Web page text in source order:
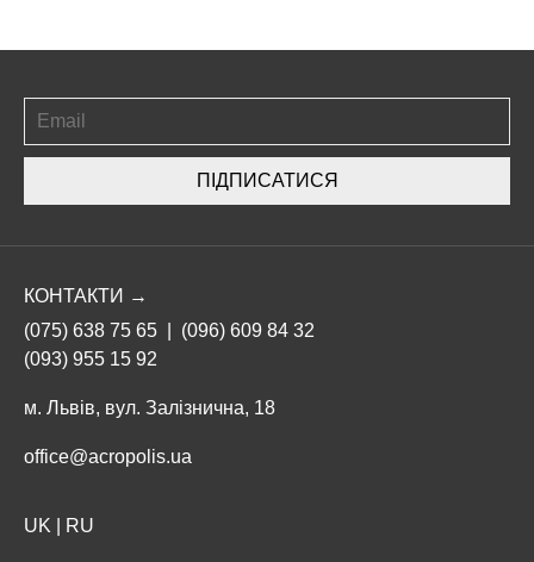
ПІДПИСАТИСЯ
КОНТАКТИ →
(075) 638 75 65
(096) 609 84 32
(093) 955 15 92
м. Львів, вул. Залізнична, 18
office@acropolis.ua
UK RU